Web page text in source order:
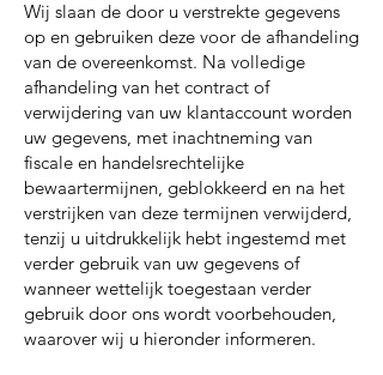
Wij slaan de door u verstrekte gegevens
op en gebruiken deze voor de afhandeling
van de overeenkomst. Na volledige
afhandeling van het contract of
verwijdering van uw klantaccount worden
uw gegevens, met inachtneming van
fiscale en handelsrechtelijke
bewaartermijnen, geblokkeerd en na het
verstrijken van deze termijnen verwijderd,
tenzij u uitdrukkelijk hebt ingestemd met
verder gebruik van uw gegevens of
wanneer wettelijk toegestaan verder
gebruik door ons wordt voorbehouden,
waarover wij u hieronder informeren.